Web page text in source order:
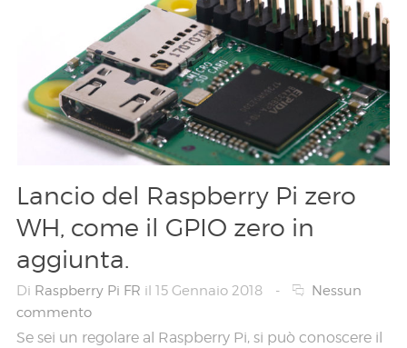
Lancio del Raspberry Pi zero
WH, come il GPIO zero in
aggiunta.
Di Raspberry Pi FR il 15 Gennaio 2018 -
Nessun
commento
Se sei un regolare al Raspberry Pi, si può conoscere il